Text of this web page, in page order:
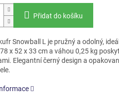
Přidat do košíku
Snowball L je pružný a odolný,
x 52 x 33 cm a váhou 0,25 kg
Elegantní černý design a